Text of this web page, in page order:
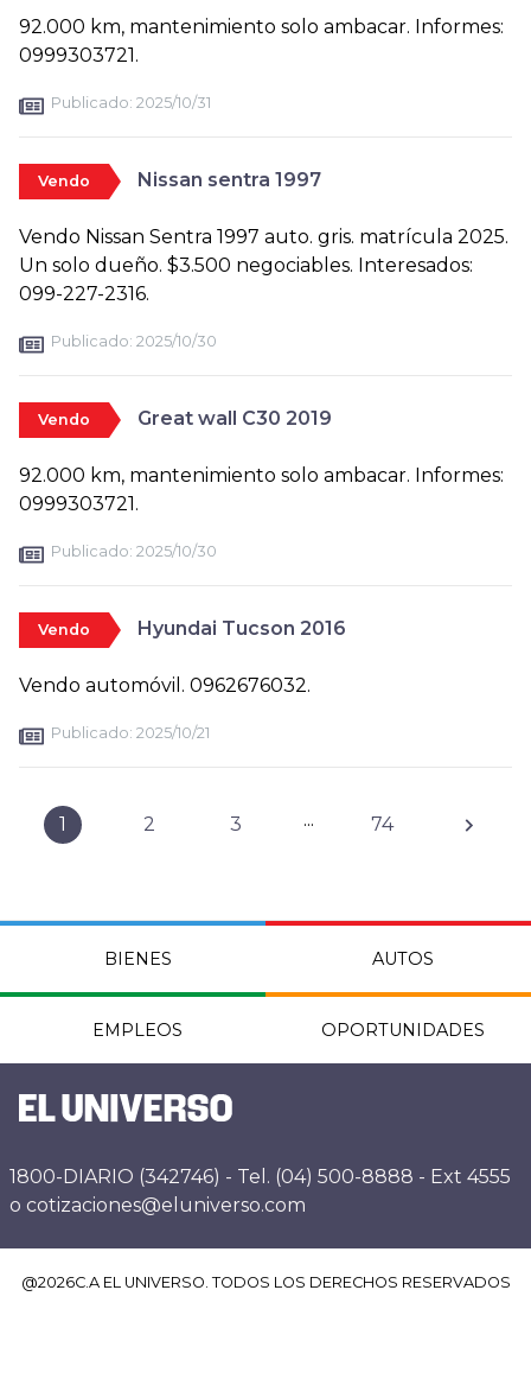
92.000 km, mantenimiento solo ambacar. Informes:
0999303721.
Publicado: 2025/10/31
Vendo Nissan sentra 1997
Vendo Nissan Sentra 1997 auto. gris. matrícula 2025.
Un solo dueño. $3.500 negociables. Interesados:
099-227-2316.
Publicado: 2025/10/30
Vendo Great wall C30 2019
92.000 km, mantenimiento solo ambacar. Informes:
0999303721.
Publicado: 2025/10/30
Vendo Hyundai Tucson 2016
Vendo automóvil. 0962676032.
Publicado: 2025/10/21
1 2 3 ... 74
BIENES AUTOS
EMPLEOS OPORTUNIDADES
1800-DIARIO (342746) - Tel. (04) 500-8888 - Ext 4555
o cotizaciones@eluniverso.com
@2026C.A EL UNIVERSO. TODOS LOS DERECHOS RESERVADOS